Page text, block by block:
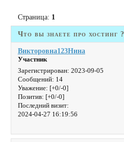
Что вы знаете про хостинг ?
Страница: 1
Викторовна123Нина
Участник
Зарегистрирован: 2023-09-05
Сообщений: 14
Уважение: [+0/-0]
Позитив: [+0/-0]
Последний визит:
2024-04-27 16:19:56